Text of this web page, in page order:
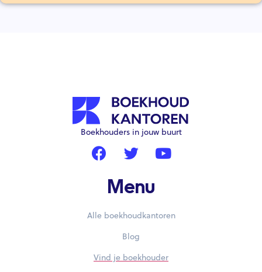
Boekhouders in jouw buurt
Menu
Alle boekhoudkantoren
Blog
Vind je boekhouder